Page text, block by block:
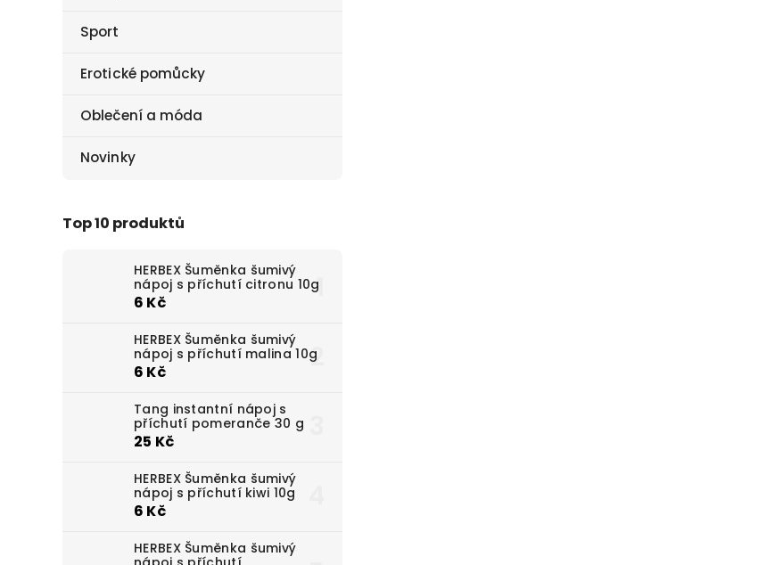
Sport
Erotické pomůcky
Oblečení a móda
Novinky
Top 10 produktů
HERBEX Šuměnka šumivý
nápoj s příchutí citronu 10g
6 Kč
HERBEX Šuměnka šumivý
nápoj s příchutí malina 10g
6 Kč
Tang instantní nápoj s
příchutí pomeranče 30 g
25 Kč
HERBEX Šuměnka šumivý
nápoj s příchutí kiwi 10g
6 Kč
HERBEX Šuměnka šumivý